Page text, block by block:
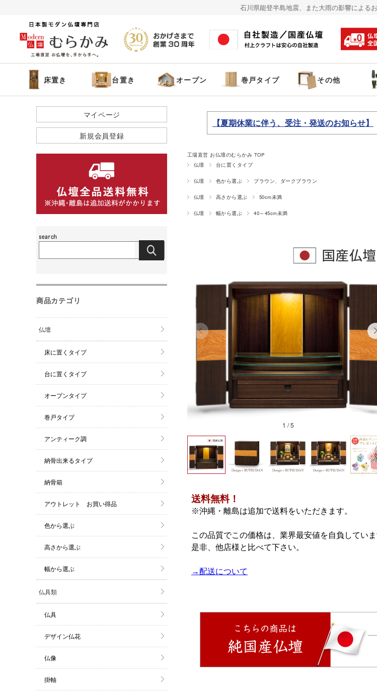
石川県能登半島地震、また大雨の影響による
床置き 台置き オープン 巻戸タイプ その他
【夏期休業に伴う、受注・発送のお知らせ】
工場直営 お仏壇のむらかみ TOP
仏壇
台に置くタイプ
仏壇 色から選ぶ ブラウン、ダークブラウン
仏壇 高さから選ぶ 50cm未満
仏壇 幅から選ぶ 40～45cm未満
1 /5
マイページ
新規会員登録
商品カテゴリ
仏壇
床に置くタイプ
台に置くタイプ
オープンタイプ
巻戸タイプ
アンティーク調
納骨出来るタイプ
納骨箱
アウトレット お買い得品
色から選ぶ
高さから選ぶ
幅から選ぶ
仏具類
仏具
デザイン仏花
仏像
掛軸